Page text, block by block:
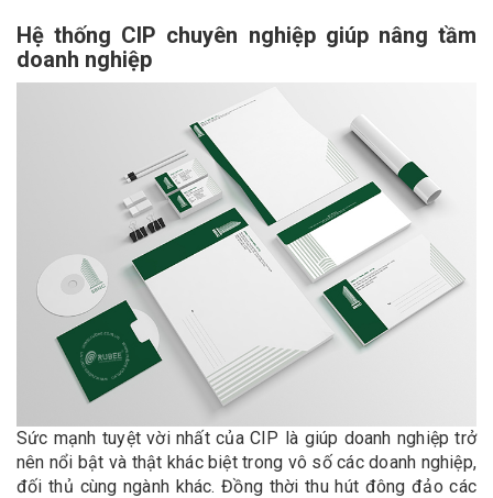
Hệ thống CIP chuyên nghiệp giúp nâng tầm
doanh nghiệp
Sức mạnh tuyệt vời nhất của CIP là giúp doanh nghiệp trở
nên nổi bật và thật khác biệt trong vô số các doanh nghiệp,
đối thủ cùng ngành khác. Đồng thời thu hút đông đảo các